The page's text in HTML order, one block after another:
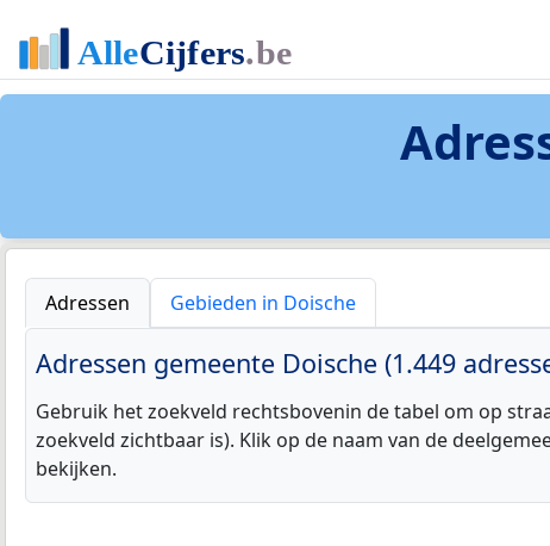
Adressen Gebieden in Doische
Adressen gemeente Doische (1.449
Gebruik het zoekveld rechtsbovenin de tabel om op
zoekveld zichtbaar is). Klik op de naam van de
bekijken.